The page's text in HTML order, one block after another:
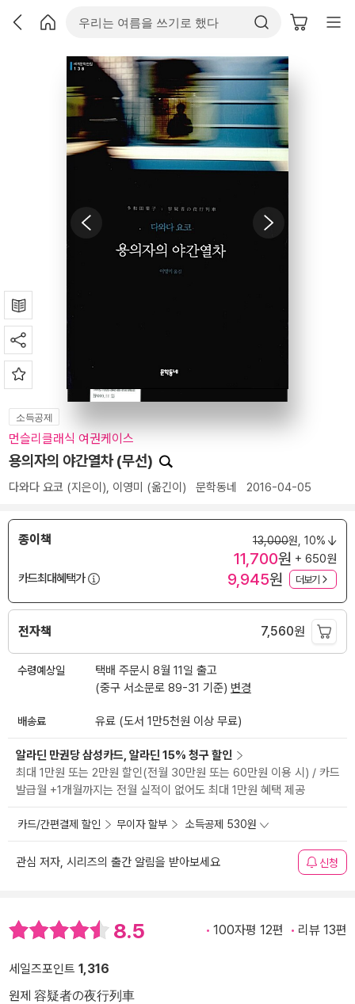
소득공제
먼슬리클래식 여권케이스
용의자의 야간열차 (무선)
다와다 요코 (지은이), 이영미 (옮긴이) 문학동네 2016-04-05
종이책 13,000원, 10%
11,700원 + 650원
카드최대혜택가
9,945원 더보기
전자책 7,560원
수령예상일
택배 주문시 8월 11일 출고
(중구 서소문로 89-31 기준) 변경
배송료 유료 (도서 1만5천원 이상 무료)
알라딘 만권당 삼성카드, 알라딘 15% 청구 할인
최대 1만원 또는 2만원 할인(전월 30만원 또는 60만원 이용 시) / 카드
발급월 +1개월까지는 전월 실적이 없어도 최대 1만원 혜택 제공
카드/간편결제 할인 무이자 할부 소득공제 530원
관심 저자, 시리즈의 출간 알림을 받아보세요 신청
8.5 100자평 12편 리뷰 13편
세일즈포인트 1,316
원제 容疑者の夜行列車